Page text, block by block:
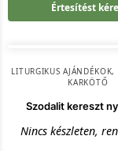
Értesítést
LITURGIKUS AJÁNDÉKOK,
KARKÖTŐ
Szodalit kereszt
Nincs készleten,